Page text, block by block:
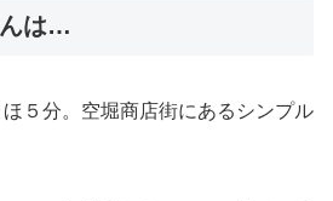
は…
５分。空堀商店街にあるシンプル